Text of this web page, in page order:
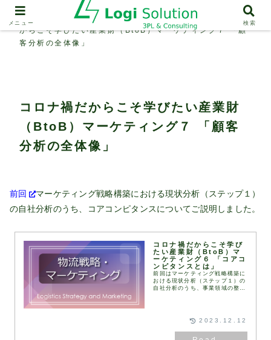
物流戦略・マーケティング
からこそ学びたい産業財（BtoB）マーケティング７ 「顧
客分析の全体像」
コロナ禍だからこそ学びたい産業財
（BtoB）マーケティング７ 「顧客
分析の全体像」
前回
マーケティング戦略構築における現状分析（ステップ１）
の自社分析のうち、コアコンピタンスについてご説明しました。
コロナ禍だからこそ学び
たい産業財（BtoB）マ
ーケティング６ 「コアコ
ンピタンスとは」
前回はマーケティング戦略構築に
おける現状分析（ステップ１）の
自社分析のうち、事業領域の整理
2023.12.12
メニュー 検索